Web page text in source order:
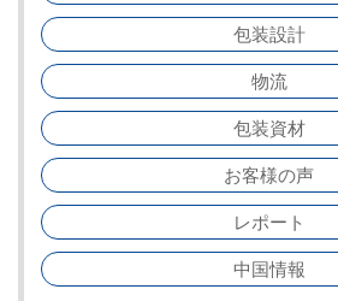
包装設計
物流
包装資材
お客様の声
レポート
中国情報